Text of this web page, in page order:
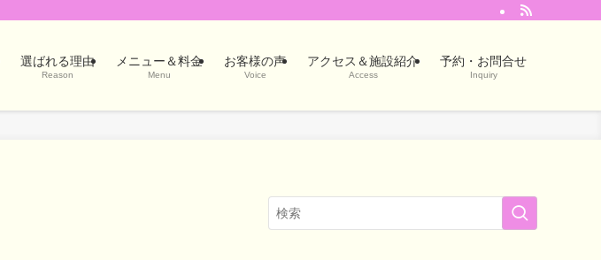
選ばれる理由
Reason
メニュー＆料金
Menu
お客様の声
Voice
アクセス＆施設紹介
Access
予約・お問合せ
Inquiry